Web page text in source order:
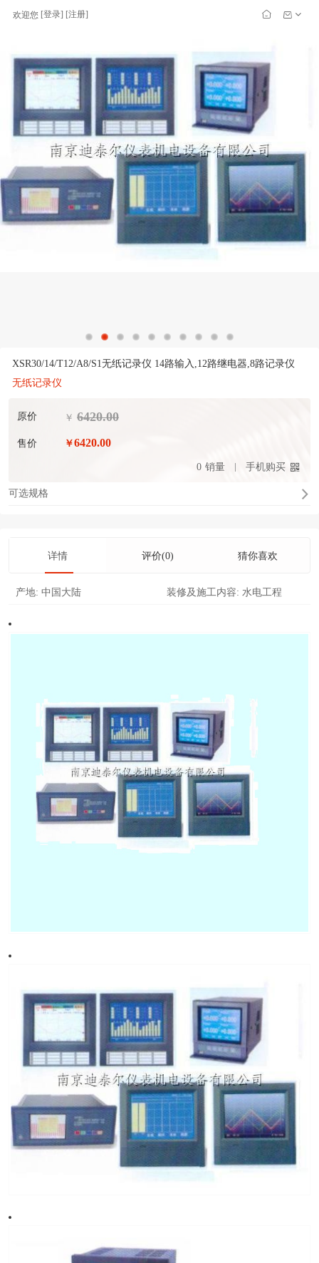
欢迎您 [登录] [注册]
XSR30/14/T12/A8/S1无纸记录仪 14路输入,12路继电器,8路记录仪
无纸记录仪
原价 ￥ 6420.00
售价 ￥6420.00
0 销量 手机购买
可选规格
详情 评价(0) 猜你喜欢
产地: 中国大陆 装修及施工内容: 水电工程